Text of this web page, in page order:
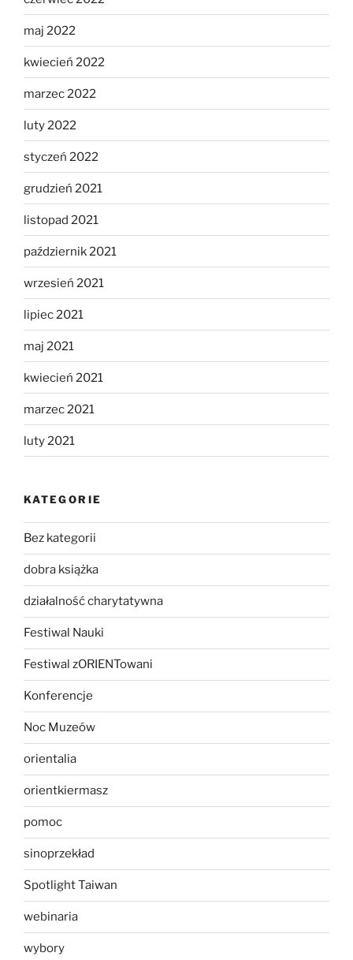
maj 2022
kwiecień 2022
marzec 2022
luty 2022
styczeń 2022
grudzień 2021
listopad 2021
październik 2021
wrzesień 2021
lipiec 2021
maj 2021
kwiecień 2021
marzec 2021
luty 2021
KATEGORIE
Bez kategorii
dobra książka
działalność charytatywna
Festiwal Nauki
Festiwal zORIENTowani
Konferencje
Noc Muzeów
orientalia
orientkiermasz
pomoc
sinoprzekład
Spotlight Taiwan
webinaria
wybory